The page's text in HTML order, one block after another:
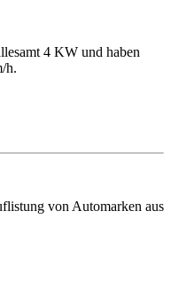
4 KW und haben
h.
von Automarken aus